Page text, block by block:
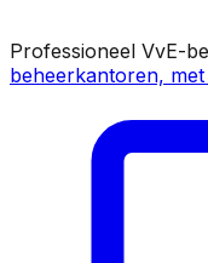
Professioneel VvE-
beheerkantoren,